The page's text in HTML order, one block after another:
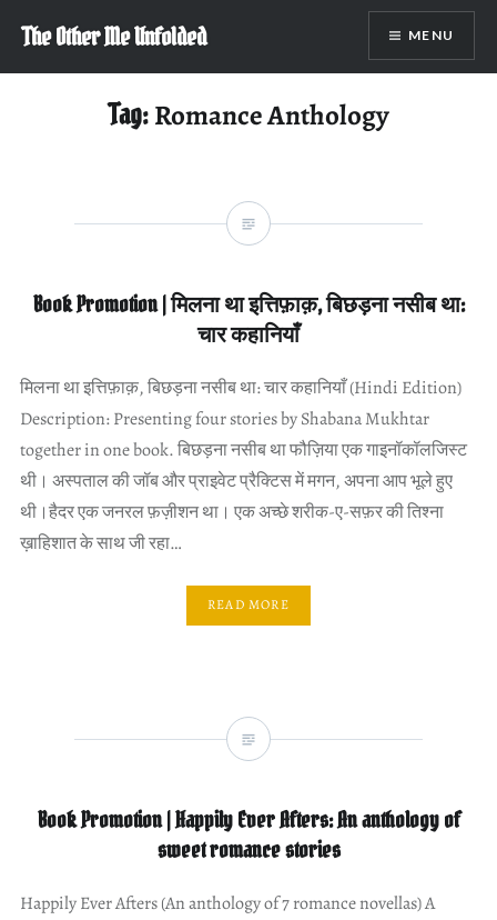
content
The Other Me Unfolded MENU
Tag:Romance Anthology
Book Promotion | मिलना था इत्तिफ़ाक़, बिछड़ना नसीब था:
चार कहानियाँ
मिलना था इत्तिफ़ाक़, बिछड़ना नसीब था: चार कहानियाँ (Hindi Edition)
Description: Presenting four stories by Shabana Mukhtar
together in one book. बिछड़ना नसीब था फौज़िया एक गाइनॉकॉलजिस्ट
थी। अस्पताल की जॉब और प्राइवेट प्रैक्टिस में मगन, अपना आप भूले हुए
थी।हैदर एक जनरल फ़ज़ीशन था। एक अच्छे शरीक-ए-सफ़र की तिश्ना
ख़ाहिशात के साथ जी रहा…
READ MORE
Book Promotion | Happily Ever Afters: An anthology of
sweet romance stories
Happily Ever Afters (An anthology of 7 romance novellas) A